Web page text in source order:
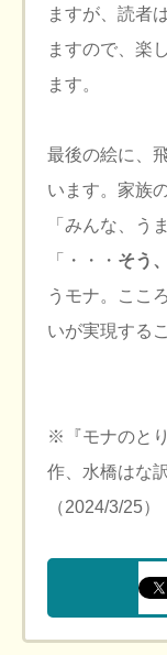
ますが、読者
ますので、楽
ます。
最後の絵に、
います。家族
「みんな、う
「・・・ そう
うモナ。ここ
いが実現する
・
※『モナのと
作、水橋は
（2024/3/25）